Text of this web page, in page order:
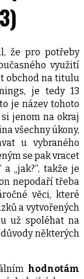
že pro potřeby
využití
obchod na titulu
je tedy 13
je název tohoto
jenom na okraj
všechny úkony,
u vybraného
se pak vracet
„jak?“, takže je
nepodaří třeba
věci, které
a vytvořených
už spoléhat na
některých
hodnotám